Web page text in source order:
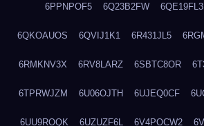
6PPNPOF5 6Q23B2FW 6QE19FL3
6QKOAUOS 6QVIJ1K1 6R431JL5
6RMKNV3X 6RV8LARZ 6SBTC8OR
6TPRWJZM 6U06OJTH 6UJEQ0CF
6UU9ROQK 6UZUZF6L 6V4POCW2